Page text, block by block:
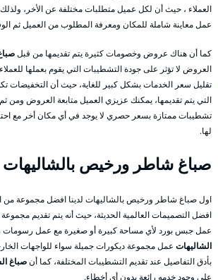
العملاء ، حيث أن لكل عميل متطلبات مختلفة عن الأخر،
عمل معاينة شاملة للمكان ومعرفة المطلوب من العميل ثم
كما أن هناك عروض وخصومات كثيرة يتم تقديمها من قبل
العروض لا تؤثر على جودة التشطيبات التي يقوم بعملها
تقليل سعر الخدمات بشكل كبير للغاية، حيث أن التخفيضات
التي يتم تقديمها، يمكنك عزيزي العميل متابعة العروض ومن ثم
تشطيبات ممتازة بسعر حصري لا يوجد في أي مكان أخر مع
لها.
صباغ شاطر ورخيص بالشاليهات
اول صباغ شاطر ورخيص بالشاليهات لدينا افضل مجموعة من
افضل التصميمات العالمية الحديثة، حيث أنه يتم تقديم
عمل جبس بورد لأي مساحة كبيرة أو صغيرة مع عمل رسومات
الشاليهات عمل مجموعة ديكورات جميلة سواء للواجهات
بأدق التفاصيل عند تقديم التشطيبات المختلفة، كما أنصباغ
على وجود خدمه رائعة بدون أي أخطاء.